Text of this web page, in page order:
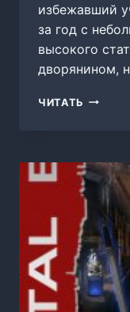
избежавший
за год с
высокого
дворянином,
ЧИТАТЬ